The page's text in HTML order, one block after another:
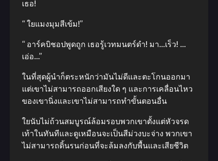
เธอ!
“ ใยแมงมุมสีเข้ม!”
“ อาร์คบิชอปพูดถูก เธอรู้เวทมนตร์ดำ! มา…เร็ว! …
เอ่อ…”
ในที่สุดผู้นำก็ตระหนักว่ามันไม่ดีและตะโกนออกมา
แต่เขาไม่สามารถออกเสียงใด ๆ และการเคลื่อนไหว
ของเขานิ่งและเขาไม่สามารถทำขั้นตอนอื่น
ใยนับไม่ถ้วนสมบูรณ์ล้อมรอบพวกเขาตั้งแต่หัวจรด
เท้าในทันทีและดูเหมือนจะเป็นสีม่วงบะจ่าง พวกเขา
ไม่สามารถดิ้นรนก่อนที่จะล้มลงกับพื้นและเสียชีวิต